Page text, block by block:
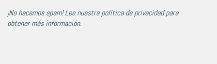
¡No hacemos spam! Lee nuestrapolítica de privacidadpara
obtener más información.